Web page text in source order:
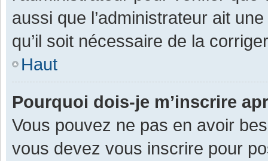
aussi que l’administrateur ait
qu’il soit nécessaire de la
Haut
Pourquoi dois-je m’inscrire
Vous pouvez ne pas en avoir
vous devez vous inscrire pour